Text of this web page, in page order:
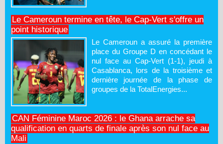
Le Cameroun termine en tête, le Cap-Vert s'offre un
point historique
Le Cameroun a assuré la première
place du Groupe D en concédant le
nul face au Cap-Vert (1-1), jeudi à
Casablanca, lors de la troisième et
dernière journée de la phase de
groupes de la TotalEnergies...
CAN Féminine Maroc 2026 : le Ghana arrache sa
qualification en quarts de finale après son nul face au
Mali